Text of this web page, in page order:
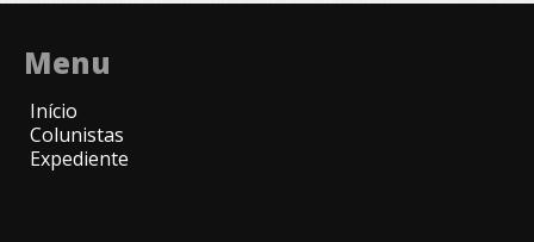
Menu
Início
Colunistas
Expediente